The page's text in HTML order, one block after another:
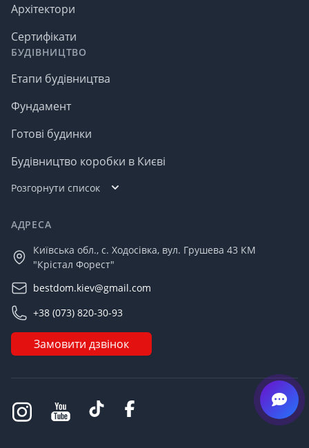
Архітектори
Сертифікати
БУДІВНИЦТВО
Етапи будівництва
Фундамент
Готові будинки
Будівництво коробки в Києві
Розгорнути список
АДРЕСА
Київська обл., с. Ходосівка, вул. Грушева 43 КМ
"Крістал Форест"
bestdom.kiev@gmail.com
+38 (073) 820-30-93
Замовити дзвінок